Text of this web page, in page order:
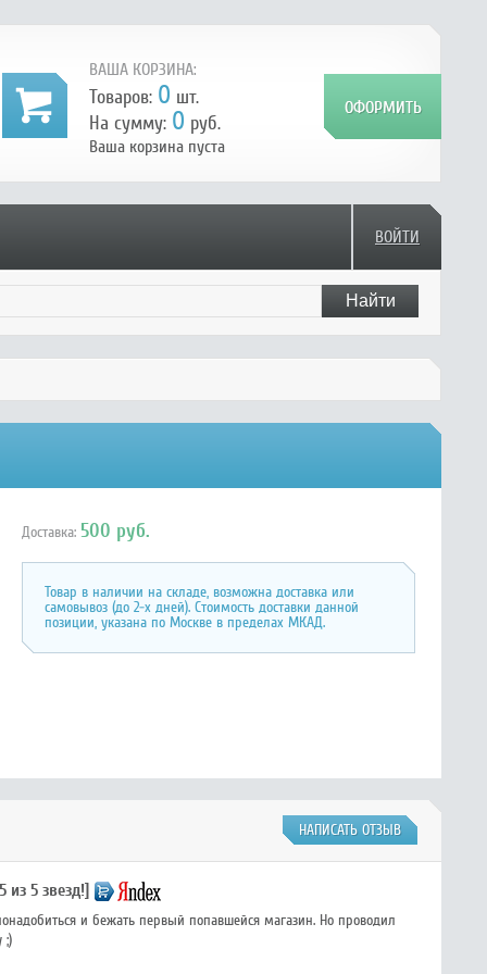
ВАША КОРЗИНА:
Товаров: 0 шт.
На сумму: 0 руб.
Ваша корзина пуста
ВОЙТИ
Доставка: 500 руб.
Товар в наличии на складе, возможна доставка или
самовывоз (до 2-х дней). Стоимость доставки данной
позиции, указана по Москве в пределах МКАД.
НАПИСАТЬ ОТЗЫВ
из 5 звезд!]
и бежать первый попавшейся магазин. Но проводил
;)